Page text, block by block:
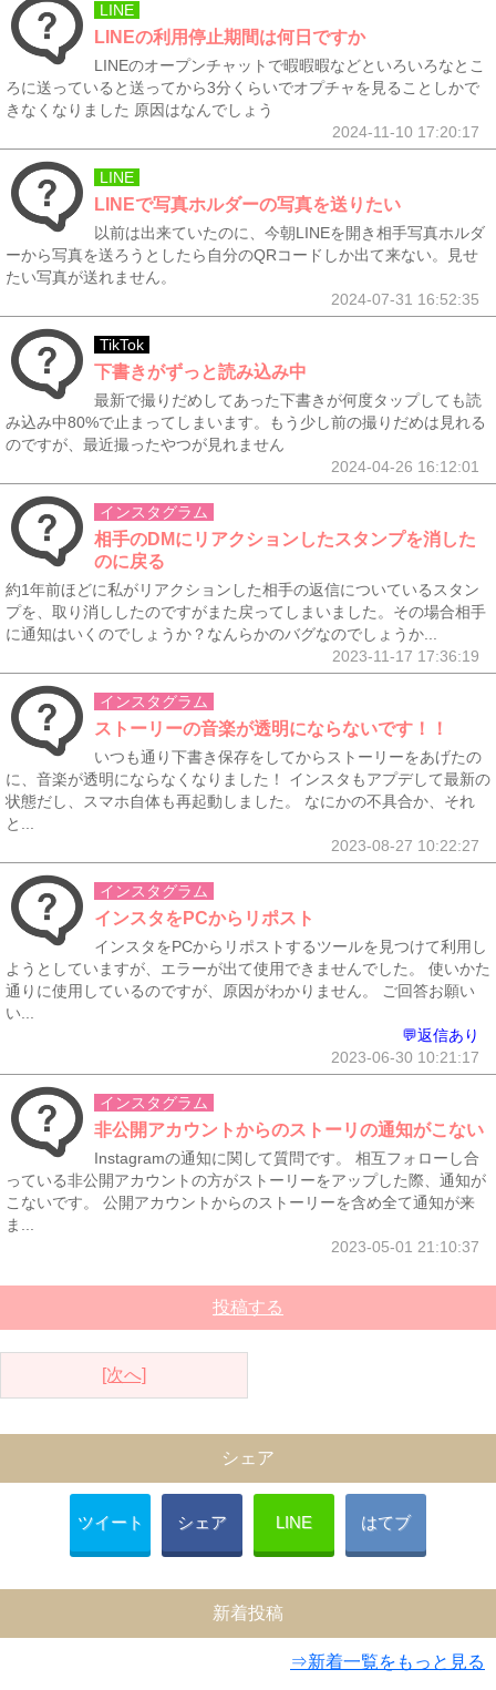
LINE
LINEの利用停止期間は何日ですか
LINEのオープンチャットで暇暇暇などといろいろなとこ
ろに送っていると送ってから3分くらいでオプチャを見ることしかで
きなくなりました 原因はなんでしょう
2024-11-10 17:20:17
LINE
LINEで写真ホルダーの写真を送りたい
以前は出来ていたのに、今朝LINEを開き相手写真ホルダ
ーから写真を送ろうとしたら自分のQRコードしか出て来ない。見せ
たい写真が送れません。
2024-07-31 16:52:35
TikTok
下書きがずっと読み込み中
最新で撮りだめしてあった下書きが何度タップしても読
み込み中80%で止まってしまいます。もう少し前の撮りだめは見れる
のですが、最近撮ったやつが見れません
2024-04-26 16:12:01
インスタグラム
相手のDMにリアクションしたスタンプを消した
のに戻る
約1年前ほどに私がリアクションした相手の返信についているスタン
プを、取り消ししたのですがまた戻ってしまいました。その場合相手
に通知はいくのでしょうか？なんらかのバグなのでしょうか...
2023-11-17 17:36:19
インスタグラム
ストーリーの音楽が透明にならないです！！
いつも通り下書き保存をしてからストーリーをあげたの
に、音楽が透明にならなくなりました！ インスタもアプデして最新の
状態だし、スマホ自体も再起動しました。 なにかの不具合か、それ
と...
2023-08-27 10:22:27
インスタグラム
インスタをPCからリポスト
インスタをPCからリポストするツールを見つけて利用し
ようとしていますが、エラーが出て使用できませんでした。 使いかた
通りに使用しているのですが、原因がわかりません。 ご回答お願い
い...
💬返信あり
2023-06-30 10:21:17
インスタグラム
非公開アカウントからのストーリの通知がこない
Instagramの通知に関して質問です。 相互フォローし合
っている非公開アカウントの方がストーリーをアップした際、通知が
こないです。 公開アカウントからのストーリーを含め全て通知が来
ま...
2023-05-01 21:10:37
投稿する
[次へ]
シェア
ツイート シェア LINE はてブ
新着投稿
⇒新着一覧をもっと見る